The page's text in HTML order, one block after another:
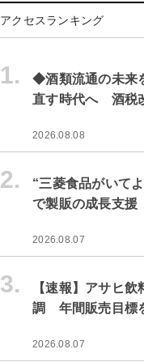
アクセスランキング
1.
◆酒類流通の未来
直す時代へ 酒税
2026.08.08
2.
“三菱食品がいて
で製販の成長支
2026.08.07
3.
【速報】アサヒ
調 年間販売目標
2026.08.07